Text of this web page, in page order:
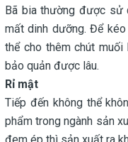
Bã bia thường được sử
mất dinh dưỡng. Để
thể cho thêm chút
bảo quản được lâu.
Rỉ mật
Tiếp đến không thể
phẩm trong ngành sản